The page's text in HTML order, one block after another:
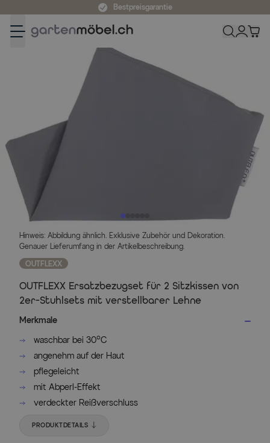
Bestpreisgarantie
Hinweis: Abbildung ähnlich. Exklusive Zubehör und Dekoration.
Genauer Lieferumfang in der Artikelbeschreibung.
OUTFLEXX
OUTFLEXX Ersatzbezugset für 2 Sitzkissen von
2er-Stuhlsets mit verstellbarer Lehne
Merkmale
waschbar bei 30°C
angenehm auf der Haut
pflegeleicht
mit Abperl-Effekt
verdeckter Reißverschluss
PRODUKTDETAILS